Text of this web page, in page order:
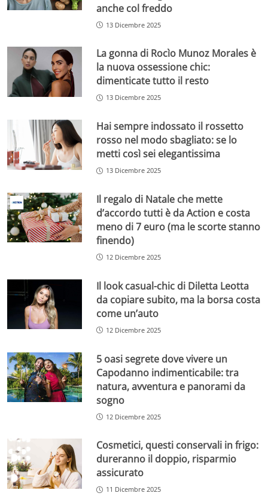
anche col freddo
13 Dicembre 2025
La gonna di Rocìo Munoz Morales è
la nuova ossessione chic:
dimenticate tutto il resto
13 Dicembre 2025
Hai sempre indossato il rossetto
rosso nel modo sbagliato: se lo
metti così sei elegantissima
13 Dicembre 2025
Il regalo di Natale che mette
d’accordo tutti è da Action e costa
meno di 7 euro (ma le scorte stanno
finendo)
12 Dicembre 2025
Il look casual-chic di Diletta Leotta
da copiare subito, ma la borsa costa
come un’auto
12 Dicembre 2025
5 oasi segrete dove vivere un
Capodanno indimenticabile: tra
natura, avventura e panorami da
sogno
12 Dicembre 2025
Cosmetici, questi conservali in frigo:
dureranno il doppio, risparmio
assicurato
11 Dicembre 2025